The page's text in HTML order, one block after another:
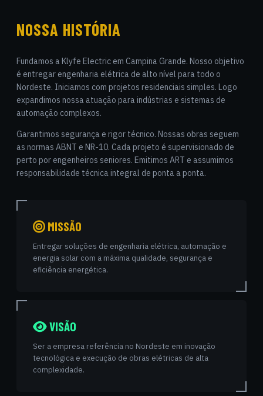
NOSSA HISTÓRIA
Fundamos a Klyfe Electric em Campina Grande. Nosso objetivo
é entregar engenharia elétrica de alto nível para todo o
Nordeste. Iniciamos com projetos residenciais simples. Logo
expandimos nossa atuação para indústrias e sistemas de
automação complexos.
Garantimos segurança e rigor técnico. Nossas obras seguem
as normas ABNT e NR-10. Cada projeto é supervisionado de
perto por engenheiros seniores. Emitimos ART e assumimos
responsabilidade técnica integral de ponta a ponta.
MISSÃO
Entregar soluções de engenharia elétrica, automação e
energia solar com a máxima qualidade, segurança e
eficiência energética.
VISÃO
Ser a empresa referência no Nordeste em inovação
tecnológica e execução de obras elétricas de alta
complexidade.